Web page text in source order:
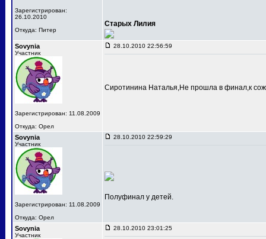
Зарегистрирован:
26.10.2010
Откуда: Питер
Старых Лилия
Sovynia
Участник
Зарегистрирован: 11.08.2009
Откуда: Орел
28.10.2010 22:56:59
Сиротинина Наталья,Не прошла в финал,к
Sovynia
Участник
Зарегистрирован: 11.08.2009
Откуда: Орел
28.10.2010 22:59:29
Полуфинал у детей.
Sovynia
Участник
28.10.2010 23:01:25